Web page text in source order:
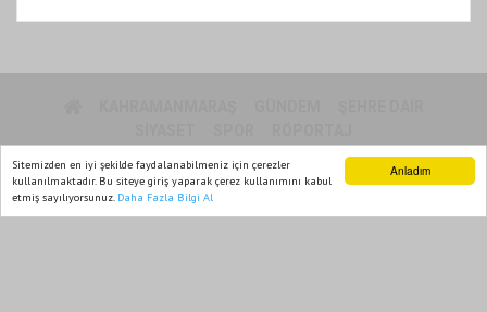
Anladım
Sitemizden en iyi şekilde faydalanabilmeniz için çerezler
kullanılmaktadır. Bu siteye giriş yaparak çerez kullanımını kabul
etmiş sayılıyorsunuz. Daha Fazla Bilgi Al
MARPOL TV 2015
Yazılım |
Ana Sayfa Web TV